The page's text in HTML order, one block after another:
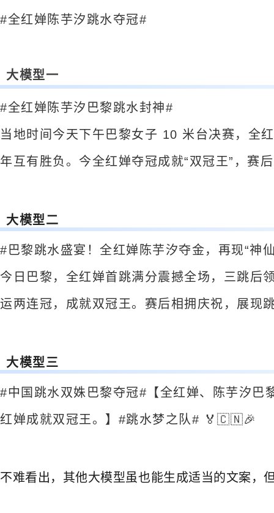
#全红婵陈芋汐跳水夺冠#
大模型一
#全红婵陈芋汐巴黎跳水封神#
当地时间今天下午巴黎女子 10 米台决赛，全
年互有胜负。今全红婵夺冠成就“双冠王”，赛
大模型二
#巴黎跳水盛宴！全红婵陈芋汐夺金，再现“神
今日巴黎，全红婵首跳满分震撼全场，三跳后
运两连冠，成就双冠王。赛后相拥庆祝，展现
大模型三
#中国跳水双姝巴黎夺冠#【全红婵、陈芋汐巴
红婵成就双冠王。】#跳水梦之队# 🏅🇨🇳🎉
不难看出，其他大模型虽也能生成适当的文案，